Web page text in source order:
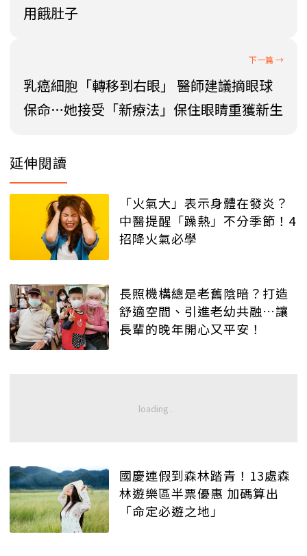
用餓肚子
乳癌細胞「轉移到右眼」 醫師建議摘眼球
保命…她接受「新療法」保住眼睛重獲新生
延伸閱讀
「火氣大」表示身體在發炎？
中醫提醒「躁熱」不分季節！4
招降火氣必學
長照機構總是老舊陰暗？打造
舒適空間、引進老幼共融…讓
長輩的晚年開心又平安！
國慶連假到森林踏青！13處森
林遊樂區半票優惠 加碼算出
「命定必遊之地」